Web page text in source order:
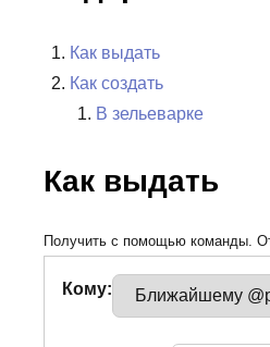
Как выдать
Как создать
В зельеварке
Как выдать
Получить с помощью команды.
Кому: